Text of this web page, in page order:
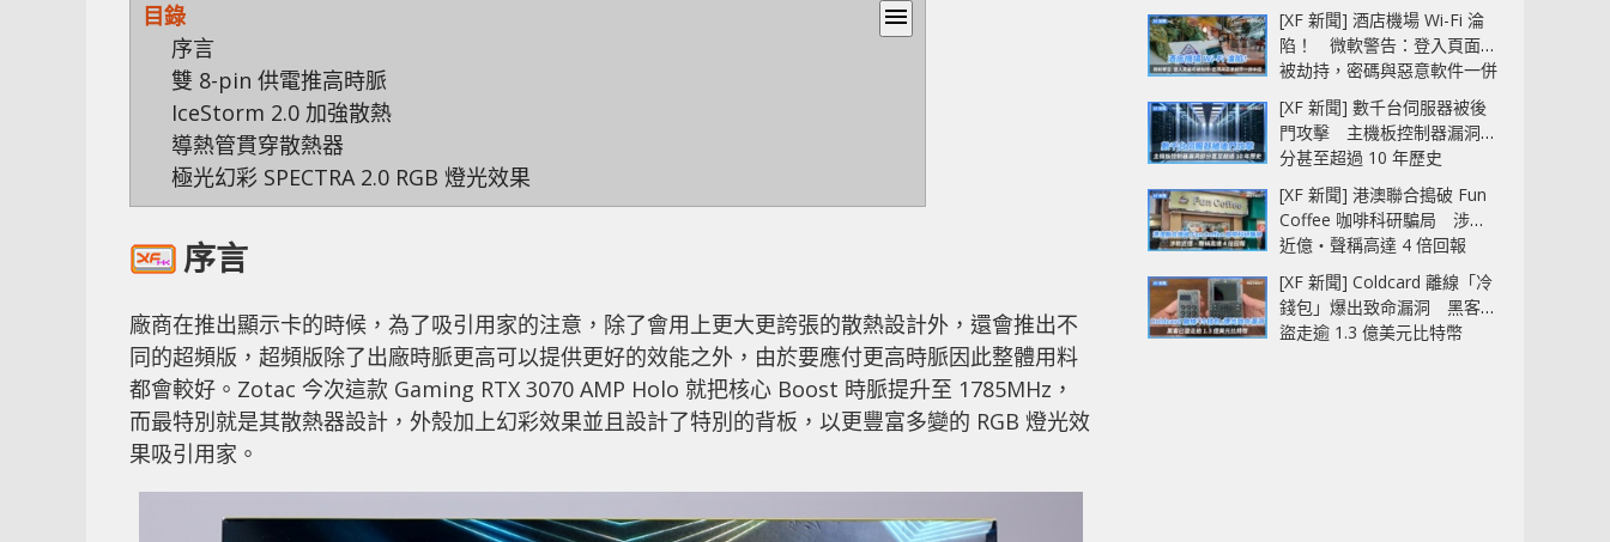
目錄
menu
序言
雙 8-pin 供電推高時脈
IceStorm 2.0 加強散熱
導熱管貫穿散熱器
極光幻彩 SPECTRA 2.0 RGB 燈光效果
序言
廠商在推出顯示卡的時候，為了吸引用家的注意，除了會用上更大更誇張的散熱設計外，還會推出不
同的超頻版，超頻版除了出廠時脈更高可以提供更好的效能之外，由於要應付更高時脈因此整體用料
都會較好。Zotac 今次這款 Gaming RTX 3070 AMP Holo 就把核心 Boost 時脈提升至 1785MHz，
而最特別就是其散熱器設計，外殼加上幻彩效果並且設計了特別的背板，以更豐富多變的 RGB 燈光效
果吸引用家。
[XF 新聞] 酒店機場 Wi-Fi 淪
陷！ 微軟警告：登入頁面可
被劫持，密碼與惡意軟件一併
中招
[XF 新聞] 數千台伺服器被後
門攻擊 主機板控制器漏洞部
分甚至超過 10 年歷史
[XF 新聞] 港澳聯合搗破 Fun
Coffee 咖啡科研騙局 涉款
近億‧聲稱高達 4 倍回報
[XF 新聞] Coldcard 離線「冷
錢包」爆出致命漏洞 黑客已
盜走逾 1.3 億美元比特幣